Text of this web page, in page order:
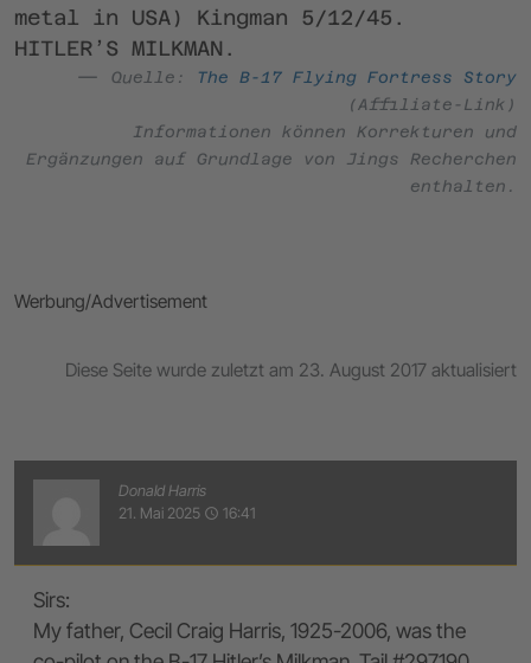
metal in USA) Kingman 5/12/45.
HITLER’S MILKMAN.
Quelle:
The B-17 Flying Fortress Story
(Affiliate-Link)
Informationen können Korrekturen und
Ergänzungen auf Grundlage von Jings Recherchen
enthalten.
Werbung/Advertisement
Diese Seite wurde zuletzt am 23. August 2017 aktualisiert
Donald Harris
21. Mai 2025 access_time 16:41
Sirs:
My father, Cecil Craig Harris, 1925-2006, was the